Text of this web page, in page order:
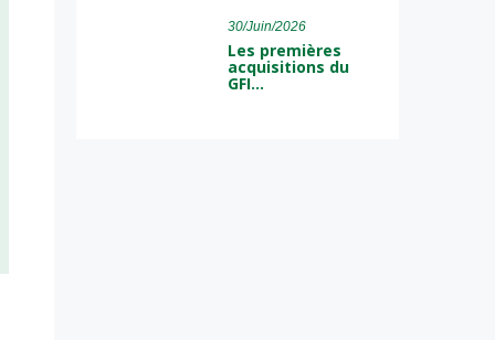
30/Juin/2026
Les premières
acquisitions du
GFI…